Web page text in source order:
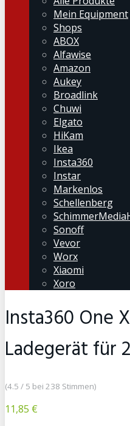
Mein Equipment
Shops
ABOX
Alfawise
Amazon
Aukey
Broadlink
Chuwi
Elgato
HiKam
Ikea
Insta360
Instar
Markenlos
Schellenberg
Sonoff
Vevor
Worx
Xiaomi
Xoro
Insta360 One
Ladegerät für
(4.5 / 5 bei 238 Stimmen)
11,85 €